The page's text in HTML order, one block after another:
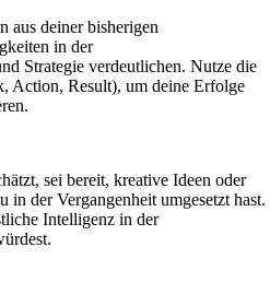
aus deiner bisherigen
in der
Strategie verdeutlichen. Nutze die
Action, Result), um deine Erfolge
sei bereit, kreative Ideen oder
in der Vergangenheit umgesetzt hast.
Intelligenz in der